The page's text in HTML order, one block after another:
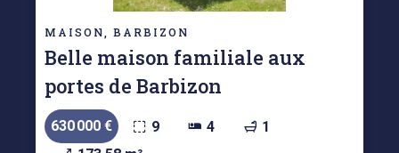
MAISON, BARBIZON
Belle maison familiale aux
portes de Barbizon
630 000 € 9 4
1